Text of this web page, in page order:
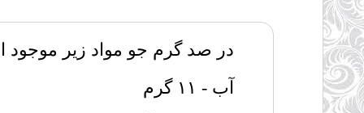
در صد گرم جو مواد زیر
آب - ۱۱ گرم